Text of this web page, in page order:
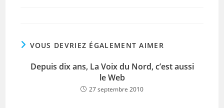
VOUS DEVRIEZ ÉGALEMENT AIMER
Depuis dix ans, La Voix du Nord, c’est aussi
le Web
27 septembre 2010